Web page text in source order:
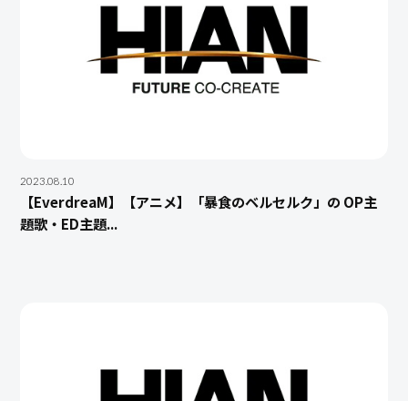
2023.08.10
【EverdreaM】【アニメ】「暴食のベルセルク」の OP主
題歌・ED主題...